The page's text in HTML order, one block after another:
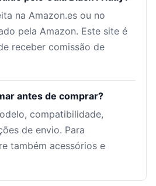
na Amazon.es ou no
pela Amazon. Este site é
receber comissão de
antes de comprar?
compatibilidade,
de envio. Para
também acessórios e